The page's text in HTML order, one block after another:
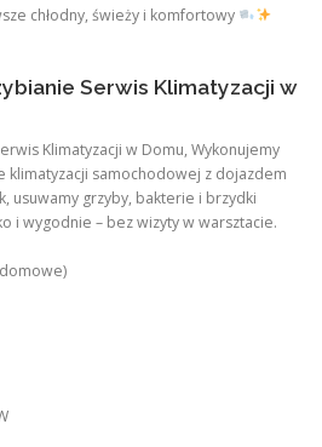
chłodny, świeży i komfortowy
Serwis Klimatyzacji w
Klimatyzacji w Domu, Wykonujemy
klimatyzacji samochodowej z dojazdem
usuwamy grzyby, bakterie i brzydki
i wygodnie – bez wizyty w warsztacie.